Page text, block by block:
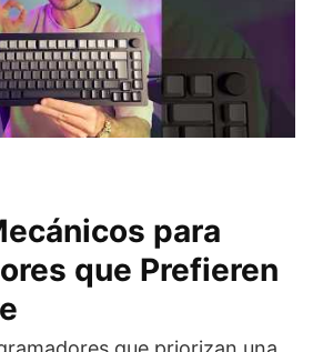
para
que Prefieren